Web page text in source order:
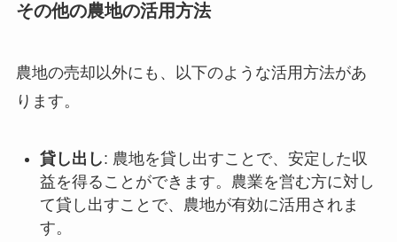
その他の農地の活用方法
農地の売却以外にも、以下のような活用方法があ
ります。
貸し出し: 農地を貸し出すことで、安定した収
益を得ることができます。農業を営む方に対し
て貸し出すことで、農地が有効に活用されま
す。